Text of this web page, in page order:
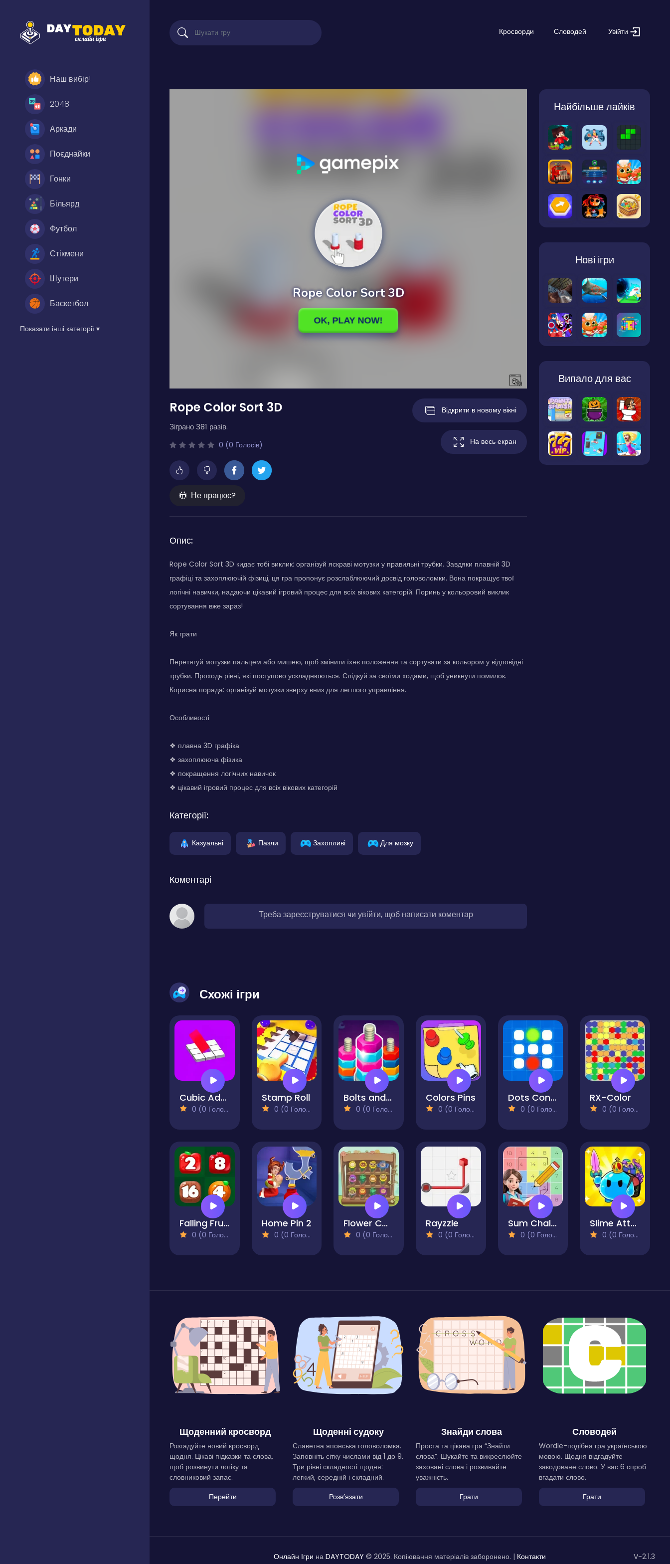
Наш вибір!
2048
Аркади
Поєднайки
Гонки
Більярд
Футбол
Стікмени
Шутери
Баскетбол
Показати інші категорії ▾
Кросворди Словодей Увійти
Rope Color Sort 3D
Зіграно 381 разів.
0 (0 Голосів)
Не працює?
Відкрити в новому вікні
На весь екран
Опис:
Rope Color Sort 3D кидає тобі виклик: організуй яскраві мотузки у правильні трубки. Завдяки плавній 3D
графіці та захоплюючій фізиці, ця гра пропонує розслаблюючий досвід головоломки. Вона покращує твої
логічні навички, надаючи цікавий ігровий процес для всіх вікових категорій. Поринь у кольоровий виклик
сортування вже зараз!
Як грати
Перетягуй мотузки пальцем або мишею, щоб змінити їхнє положення та сортувати за кольором у відповідні
трубки. Проходь рівні, які поступово ускладнюються. Слідкуй за своїми ходами, щоб уникнути помилок.
Корисна порада: організуй мотузки зверху вниз для легшого управління.
Особливості
❖ плавна 3D графіка
❖ захоплююча фізика
❖ покращення логічних навичок
❖ цікавий ігровий процес для всіх вікових категорій
Категорії:
Казуальні Пазли Захопливі Для мозку
Коментарі
Треба зареєструватися чи увійти, щоб написати коментар
Найбільше лайків
Нові ігри
Випало для вас
Схожі ігри
Cubic Adventure Don't Fall
0 (0 Голосів)
Stamp Roll
0 (0 Голосів)
Bolts and Nuts - Color Sorting
0 (0 Голосів)
Colors Pins
0 (0 Голосів)
Dots Connector Puzzle
0 (0 Голосів)
RX-Color
0 (0 Голосів)
Falling Fruits
0 (0 Голосів)
Home Pin 2
0 (0 Голосів)
Flower Collection
0 (0 Голосів)
Rayzzle
0 (0 Голосів)
Sum Challenge Number Grid
0 (0 Голосів)
Slime Attack Puzzle!
0 (0 Голосів)
Щоденний кросворд
Розгадуйте новий кросворд
щодня. Цікаві підказки та слова,
щоб розвинути логіку та
словниковий запас.
Перейти
Щоденні судоку
Славетна японська головоломка.
Заповніть сітку числами від 1 до 9.
Три рівні складності щодня:
легкий, середній і складний.
Розвʼязати
Знайди слова
Проста та цікава гра “Знайти
слова”. Шукайте та викреслюйте
заховані слова і розвивайте
уважність.
Грати
Словодей
Wordle-подібна гра українською
мовою. Щодня відгадуйте
закодоване слово. У вас 6 спроб
вгадати слово.
Грати
Онлайн Ігри на DAYTODAY © 2025. Копіювання матеріалів заборонено. | Контакти V-2.1.3